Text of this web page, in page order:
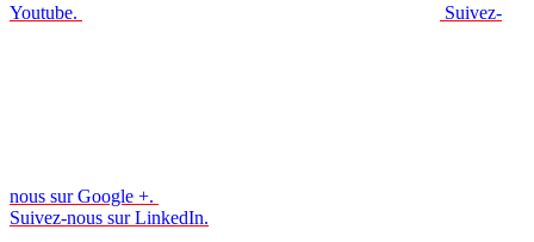
Youtube. Suivez-
nous sur Google +.
Suivez-nous sur LinkedIn.